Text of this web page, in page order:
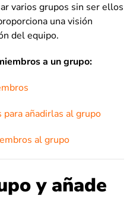
varios grupos sin ser ellos
una visión
del equipo.
a un grupo:
para añadirlas al grupo
al grupo
y añade